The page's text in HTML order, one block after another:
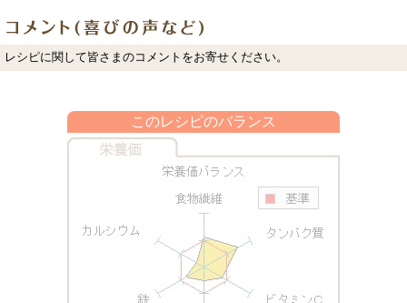
レシピに関して皆さまのコメントをお寄せください。
このレシピのバランス